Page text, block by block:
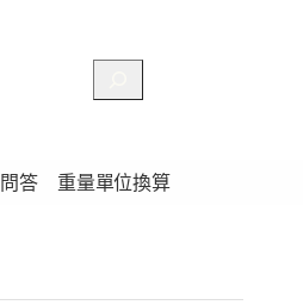
尋
答 重量單位換算